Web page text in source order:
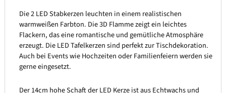
Die 2 LED Stabkerzen leuchten in einem realistischen
warmweißen Farbton. Die 3D Flamme zeigt ein leichtes
Flackern, das eine romantische und gemütliche Atmosphäre
erzeugt. Die LED Tafelkerzen sind perfekt zur Tischdekoration.
Auch bei Events wie Hochzeiten oder Familienfeiern werden sie
gerne eingesetzt.
Der 14cm hohe Schaft der LED Kerze ist aus Echtwachs und